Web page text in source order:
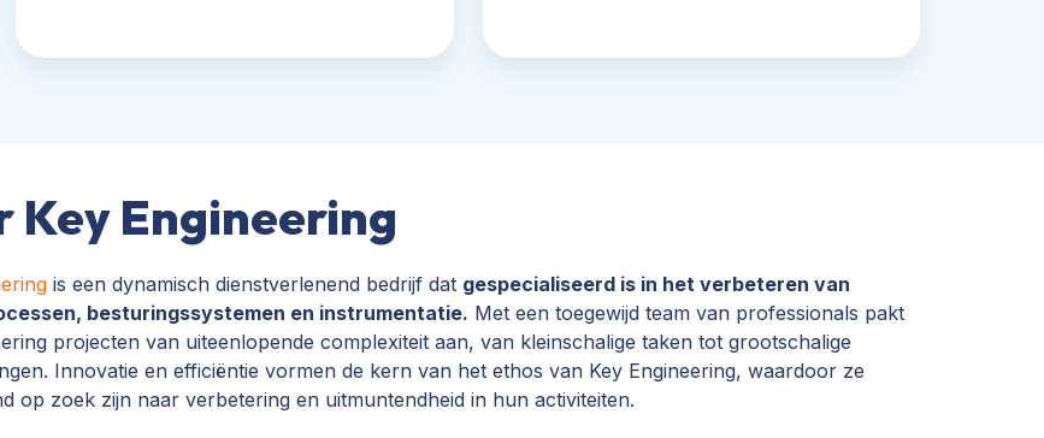
Key Engineering
is een dynamisch dienstverlenend bedrijf dat gespecialiseerd is in het verbeteren van
besturingssystemen en instrumentatie. Met een toegewijd team van professionals pakt
projecten van uiteenlopende complexiteit aan, van kleinschalige taken tot grootschalige
Innovatie en efficiëntie vormen de kern van het ethos van Key Engineering, waardoor ze
op zoek zijn naar verbetering en uitmuntendheid in hun activiteiten.